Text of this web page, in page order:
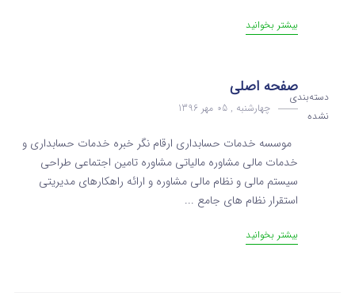
بیشتر بخوانید
دسته‌بندی
نشده
صفحه اصلی
چهارشنبه , 05 مهر 1396
موسسه خدمات حسابداری ارقام نگر خبره خدمات حسابداری و
خدمات مالی مشاوره مالیاتی مشاوره تامین اجتماعی طراحی
سیستم مالی و نظام مالی مشاوره و ارائه راهکارهای مدیریتی
استقرار نظام های جامع ...
بیشتر بخوانید